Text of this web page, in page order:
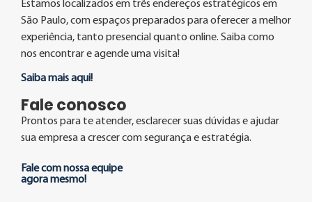
Estamos localizados em três endereços estratégicos em
São Paulo, com espaços preparados para oferecer a melhor
experiência, tanto presencial quanto online. Saiba como
nos encontrar e agende uma visita!
Saiba mais aqui!
Fale conosco
Prontos para te atender, esclarecer suas dúvidas e ajudar
sua empresa a crescer com segurança e estratégia.
Fale com nossa equipe
agora mesmo!